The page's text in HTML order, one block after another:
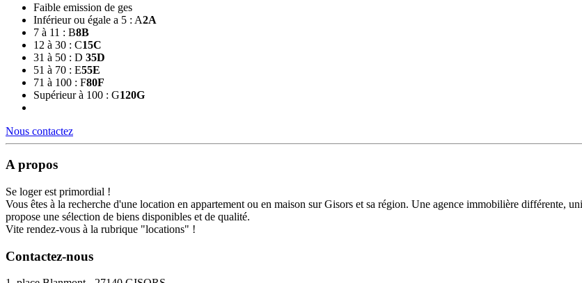
Faible emission de ges
Inférieur ou égale a 5 : A2A
7 à 11 : B8B
12 à 30 : C15C
31 à 50 : D 35D
51 à 70 : E55E
71 à 100 : F80F
Supérieur à 100 : G120G
Nous contactez
A propos
Se loger est primordial !
Vous êtes à la recherche d'une location en appartement ou en maison sur Gisors et sa région. Une agence immobilière différente,
propose une sélection de biens disponibles et de qualité.
Vite rendez-vous à la rubrique "locations" !
Contactez-nous